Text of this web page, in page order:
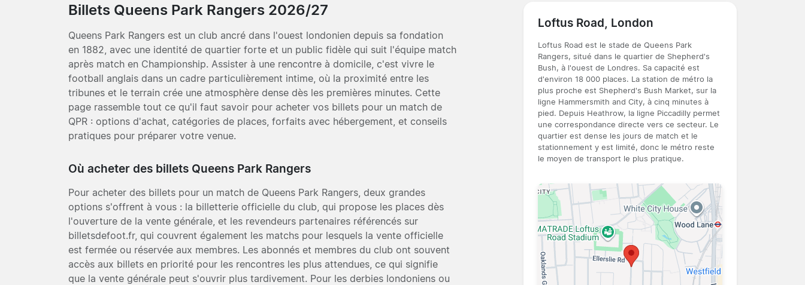
Billets Queens Park Rangers 2026/27
Queens Park Rangers est un club ancré dans l'ouest londonien depuis sa fondation
en 1882, avec une identité de quartier forte et un public fidèle qui suit l'équipe match
après match en Championship. Assister à une rencontre à domicile, c'est vivre le
football anglais dans un cadre particulièrement intime, où la proximité entre les
tribunes et le terrain crée une atmosphère dense dès les premières minutes. Cette
page rassemble tout ce qu'il faut savoir pour acheter vos billets pour un match de
QPR : options d'achat, catégories de places, forfaits avec hébergement, et conseils
pratiques pour préparer votre venue.
Où acheter des billets Queens Park Rangers
Pour acheter des billets pour un match de Queens Park Rangers, deux grandes
options s'offrent à vous : la billetterie officielle du club, qui propose les places dès
l'ouverture de la vente générale, et les revendeurs partenaires référencés sur
billetsdefoot.fr, qui couvrent également les matchs pour lesquels la vente officielle
est fermée ou réservée aux membres. Les abonnés et membres du club ont souvent
accès aux billets en priorité pour les rencontres les plus attendues, ce qui signifie
que la vente générale peut s'ouvrir plus tardivement. Pour les derbies londoniens ou
Loftus Road, London
Loftus Road est le stade de Queens Park
Rangers, situé dans le quartier de Shepherd's
Bush, à l'ouest de Londres. Sa capacité est
d'environ 18 000 places. La station de métro la
plus proche est Shepherd's Bush Market, sur la
ligne Hammersmith and City, à cinq minutes à
pied. Depuis Heathrow, la ligne Piccadilly permet
une correspondance directe vers ce secteur. Le
quartier est dense les jours de match et le
stationnement y est limité, donc le métro reste
le moyen de transport le plus pratique.